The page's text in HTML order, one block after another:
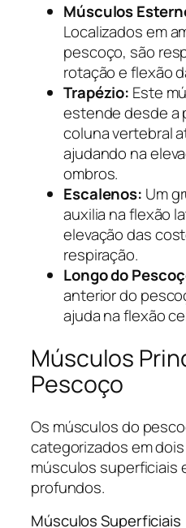
Músculos
Localizados em
pescoço, são
rotação e flexão
Trapézio: Este
estende desde a
coluna vertebral
ajudando na
ombros.
Escalenos: Um
auxilia na flexão
elevação das
respiração.
Longo do
anterior do
ajuda na flexão
Músculos
Pescoço
Os músculos do
categorizados em
músculos superficiais
profundos.
Músculos Superficiais